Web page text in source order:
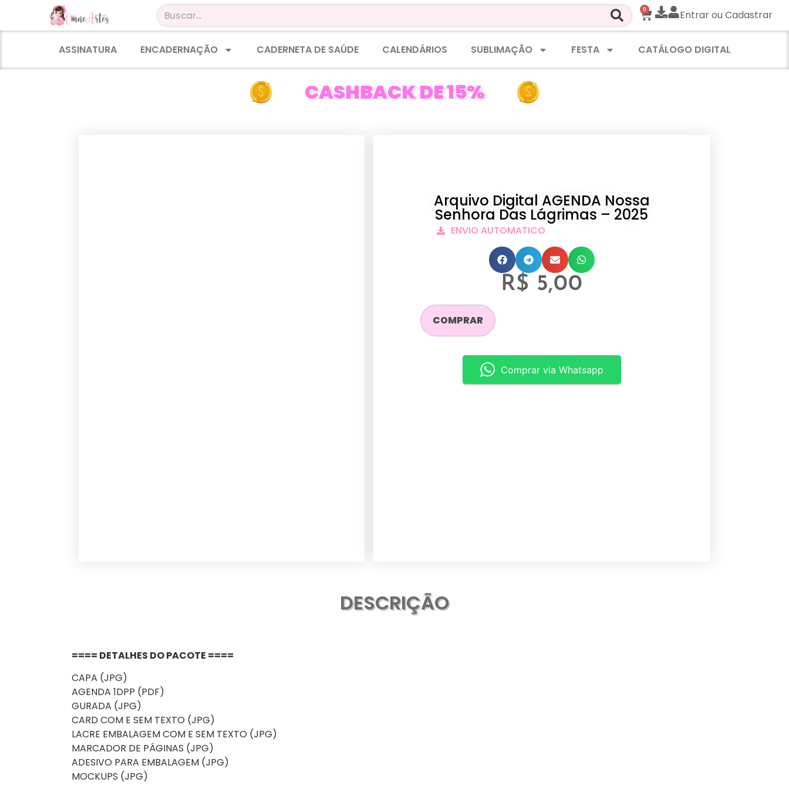
0 Entrar ou Cadastrar
ASSINATURA ENCADERNAÇÃO CADERNETA DE SAÚDE CALENDÁRIOS SUBLIMAÇÃO FESTA CATÁLOGO DIGITAL
CASHBACK DE 15%
Arquivo Digital AGENDA Nossa
Senhora Das Lágrimas – 2025
ENVIO AUTOMATICO
R$ 5,00
COMPRAR
Comprar via Whatsapp
DESCRIÇÃO
==== DETALHES DO PACOTE ====
CAPA (JPG)
AGENDA 1DPP (PDF)
GURADA (JPG)
CARD COM E SEM TEXTO (JPG)
LACRE EMBALAGEM COM E SEM TEXTO (JPG)
MARCADOR DE PÁGINAS (JPG)
ADESIVO PARA EMBALAGEM (JPG)
MOCKUPS (JPG)